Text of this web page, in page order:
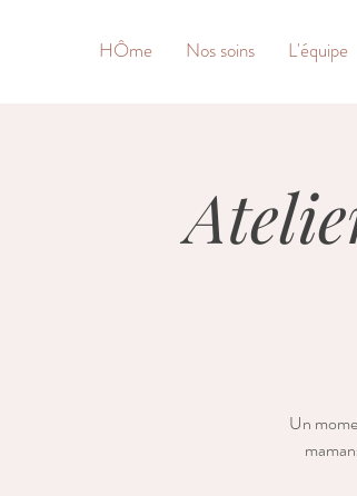
HÔme Nos soins L'équipe
Un